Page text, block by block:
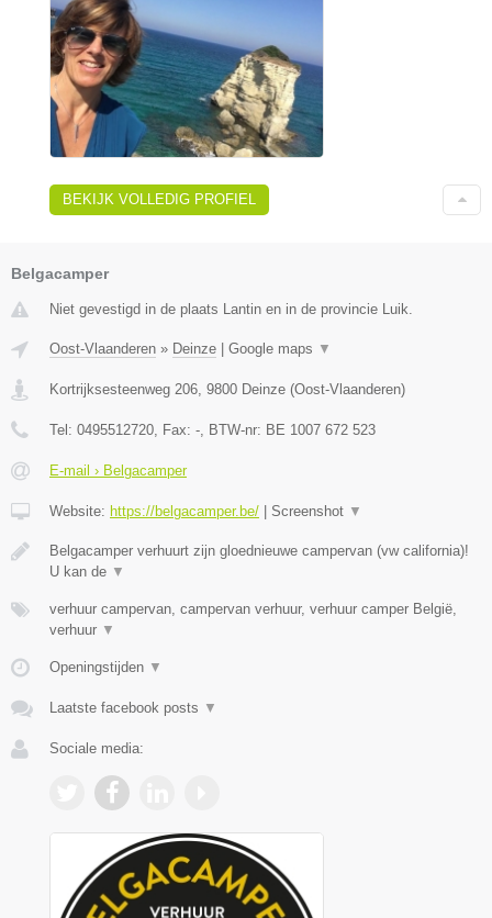
BEKIJK VOLLEDIG PROFIEL
Belgacamper
Niet gevestigd in de plaats Lantin en in de provincie Luik.
Oost-Vlaanderen » Deinze Google maps ▼
Kortrijksesteenweg 206, 9800 Deinze (Oost-Vlaanderen)
Tel: 0495512720, Fax: -, BTW-nr: BE 1007 672 523
E-mail › Belgacamper
Website: https://belgacamper.be/ Screenshot ▼
Belgacamper verhuurt zijn gloednieuwe campervan (vw california)!
U kan de ▼
verhuur campervan, campervan verhuur, verhuur camper België,
verhuur ▼
Openingstijden ▼
Laatste facebook posts ▼
Sociale media: